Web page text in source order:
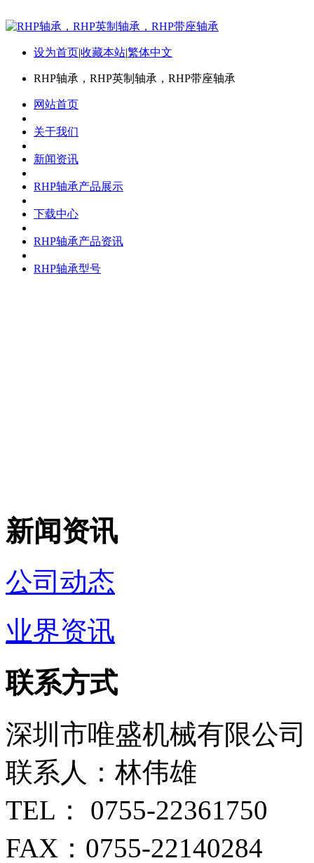
设为首页|收藏本站|繁体中文
RHP轴承，RHP英制轴承，RHP带座轴承
网站首页
关于我们
新闻资讯
RHP轴承产品展示
下载中心
RHP轴承产品资讯
RHP轴承型号
新闻资讯
公司动态
业界资讯
联系方式
深圳市唯盛机械有限公司
联系人：林伟雄
TEL： 0755-22361750
FAX：0755-22140284